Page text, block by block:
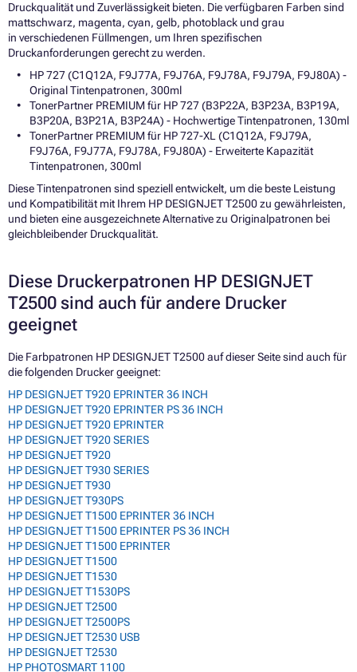
Druckqualität und Zuverlässigkeit bieten. Die verfügbaren Farben sind
mattschwarz, magenta, cyan, gelb, photoblack und grau
in verschiedenen Füllmengen, um Ihren spezifischen
Druckanforderungen gerecht zu werden.
HP 727 (C1Q12A, F9J77A, F9J76A, F9J78A, F9J79A, F9J80A) -
Original Tintenpatronen, 300ml
TonerPartner PREMIUM für HP 727 (B3P22A, B3P23A, B3P19A,
B3P20A, B3P21A, B3P24A) - Hochwertige Tintenpatronen, 130ml
TonerPartner PREMIUM für HP 727-XL (C1Q12A, F9J79A,
F9J76A, F9J77A, F9J78A, F9J80A) - Erweiterte Kapazität
Tintenpatronen, 300ml
Diese Tintenpatronen sind speziell entwickelt, um die beste Leistung
und Kompatibilität mit Ihrem HP DESIGNJET T2500 zu gewährleisten,
und bieten eine ausgezeichnete Alternative zu Originalpatronen bei
gleichbleibender Druckqualität.
Diese Druckerpatronen HP DESIGNJET
T2500 sind auch für andere Drucker
geeignet
Die Farbpatronen HP DESIGNJET T2500 auf dieser Seite sind auch für
die folgenden Drucker geeignet:
HP DESIGNJET T920 EPRINTER 36 INCH
HP DESIGNJET T920 EPRINTER PS 36 INCH
HP DESIGNJET T920 EPRINTER
HP DESIGNJET T920 SERIES
HP DESIGNJET T920
HP DESIGNJET T930 SERIES
HP DESIGNJET T930
HP DESIGNJET T930PS
HP DESIGNJET T1500 EPRINTER 36 INCH
HP DESIGNJET T1500 EPRINTER PS 36 INCH
HP DESIGNJET T1500 EPRINTER
HP DESIGNJET T1500
HP DESIGNJET T1530
HP DESIGNJET T1530PS
HP DESIGNJET T2500
HP DESIGNJET T2500PS
HP DESIGNJET T2530 USB
HP DESIGNJET T2530
HP PHOTOSMART 1100